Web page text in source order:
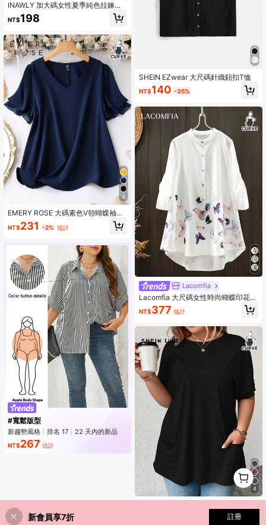
INAWLY 加大碼女性夏季純色拉鍊前
短袖修身T卹，中空設計
NT$198
4
EMERY ROSE 大碼素色V領蝴蝶袖襯
NT$231 -2% 估計
#寬鬆版型
新趨勢風格 排名 17
22 天內的新品
上升 1%
NT$267 估計
SHEIN EZwear 大尺碼針織鈕扣T恤
NT$140 -35%
Lacomfia
Lacomfia 大尺碼女性時尚蝴蝶印花長
袖襯衫
NT$377 估計
4
1
0
新會員享7折 註冊